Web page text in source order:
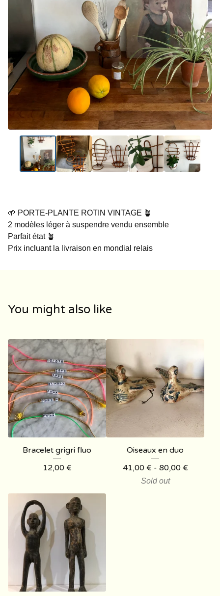
🌱 PORTE-PLANTE ROTIN VINTAGE 🪴
2 modèles léger à suspendre vendu ensemble
Parfait état 🪴
Prix incluant la livraison en mondial relais
You might also like
Bracelet grigri fluo
12,00 €
Oiseaux en duo
41,00 € - 80,00 €
Sold out